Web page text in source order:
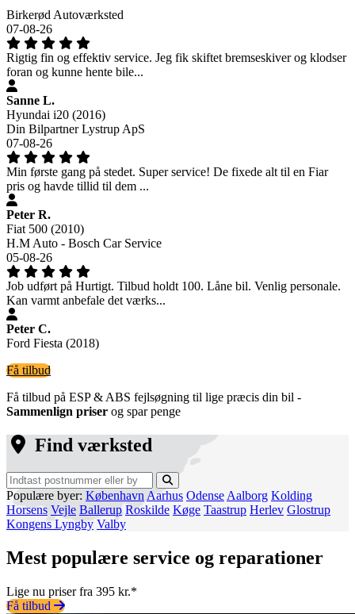
Birkerød Autoværksted
07-08-26
Rigtig fin og effektiv service. Jeg fik skiftet bremseskiver og klodser
foran og kunne hente bile...
Sanne L.
Hyundai i20 (2016)
Din Bilpartner Lystrup ApS
07-08-26
Min første gang på stedet. Super service! De fixede alt til en Fiar
pris og havde tillid til dem ...
Peter R.
Fiat 500 (2010)
H.M Auto - Bosch Car Service
05-08-26
Job udført på Hurtigt. Tilbud holdt 100. Låne bil. Venlig personale.
Kan varmt anbefale det værks...
Peter C.
Ford Fiesta (2018)
Få tilbud
Få tilbud på ESP & ABS fejlsøgning til lige præcis din bil -
Sammenlign priser og spar penge
Find værksted
Populære byer: København Aarhus Odense Aalborg Kolding
Horsens Vejle Ballerup Roskilde Køge Taastrup Herlev Glostrup
Kongens Lyngby Valby
Mest populære service og reparationer
Lige nu priser fra 395 kr.*
Få tilbud